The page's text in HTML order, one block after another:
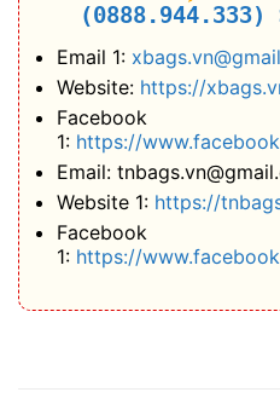
(0888.944.333)
Email 1:
Website: https://
Facebook
1: https://
Email:
Website 1: https://
Facebook
1: https://